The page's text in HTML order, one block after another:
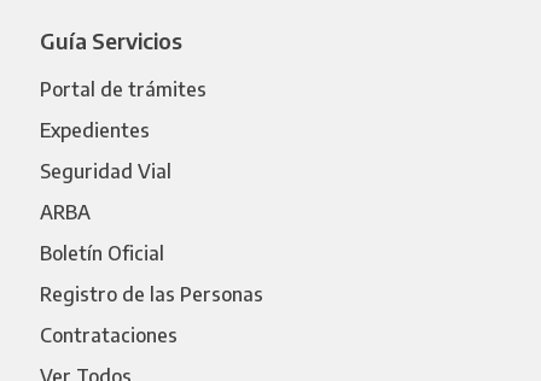
Guía Servicios
Portal de trámites
Expedientes
Seguridad Vial
ARBA
Boletín Oficial
Registro de las Personas
Contrataciones
Ver Todos